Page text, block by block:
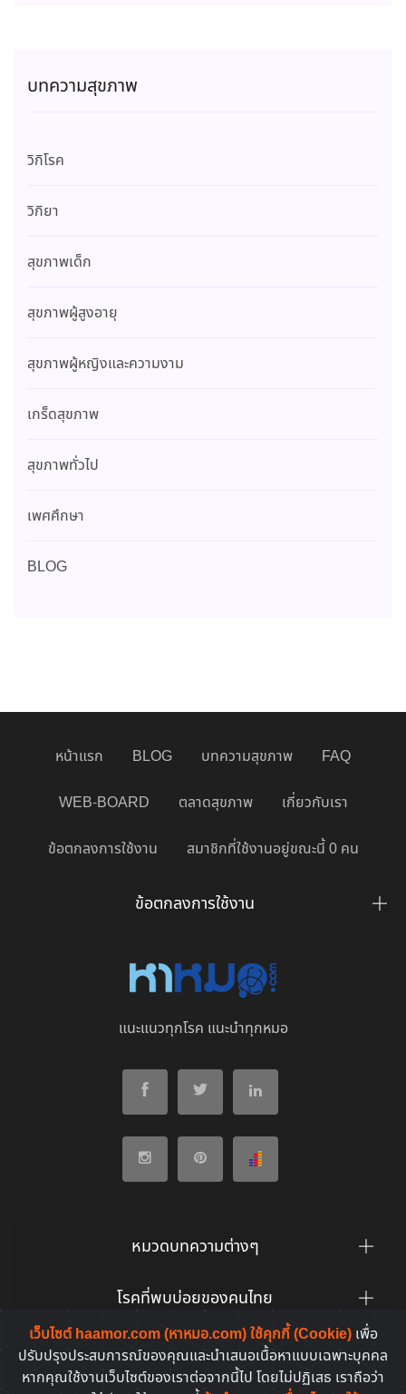
บทความสุขภาพ
วิกิโรค
วิกิยา
สุขภาพเด็ก
สุขภาพผู้สูงอายุ
สุขภาพผู้หญิงและความงาม
เกร็ดสุขภาพ
สุขภาพทั่วไป
เพศศึกษา
BLOG
เว็บไซต์ haamor.com (หาหมอ.com) ใช้คุกกี้ (Cookie) เพื่อ
ปรับปรุงประสบการณ์ของคุณและนำเสนอเนื้อหาแบบเฉพาะบุคคล
หากคุณใช้งานเว็บไซต์ของเราต่อจากนี้ไป โดยไม่ปฏิเสธ เราถือว่า
หน้าแรก BLOG บทความสุขภาพ FAQ
WEB-BOARD ตลาดสุขภาพ เกี่ยวกับเรา
ข้อตกลงการใช้งาน สมาชิกที่ใช้งานอยู่ขณะนี้ 0 คน
ข้อตกลงการใช้งาน
แนะแนวทุกโรค แนะนำทุกหมอ
หมวดบทความต่างๆ
โรคที่พบบ่อยของคนไทย
ยาที่คนไทยค้นหาบ่อย